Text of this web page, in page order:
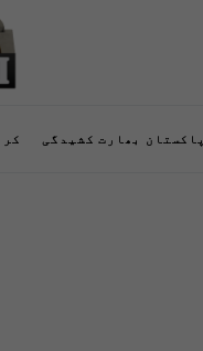
پاکستان بھارت کشیدگی